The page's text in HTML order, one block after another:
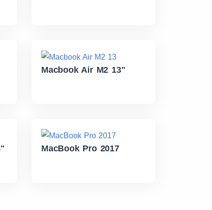
Macbook Air M2 13"
MacBook Pro 2017